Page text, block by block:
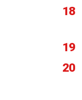
18
19
20